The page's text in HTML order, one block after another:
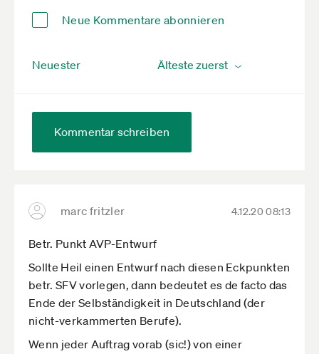
Neue Kommentare abonnieren
Neuester
Kommentar schreiben
marc fritzler 4.12.20 08:13
Betr. Punkt AVP-Entwurf
Sollte Heil einen Entwurf nach diesen Eckpunkten
betr. SFV vorlegen, dann bedeutet es de facto das
Ende der Selbständigkeit in Deutschland (der
nicht-verkammerten Berufe).
Wenn jeder Auftrag vorab (sic!) von einer